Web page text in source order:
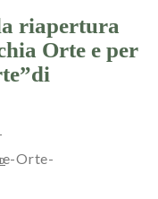
riapertura
Orte e per
Orte-